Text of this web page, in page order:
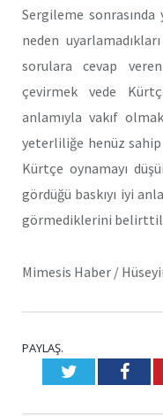
Sergileme
neden
sorulara cevap
çevirmek vede
anlamıyla vakıf
yeterliliğe henüz
Kürtçe oynamayı
gördüğü baskıyı iyi
görmediklerini
Mimesis Haber /
PAYLAŞ.
Twitter